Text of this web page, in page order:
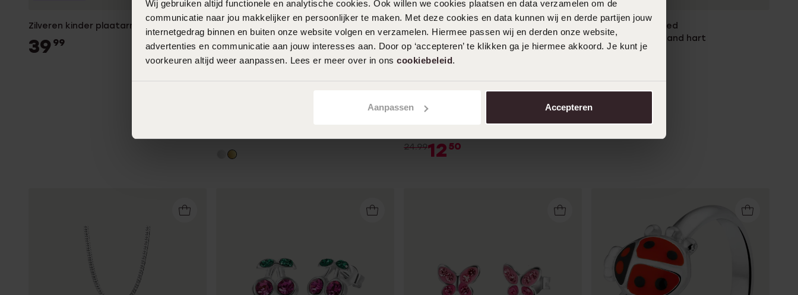
Wij gebruiken altijd functionele en analytische cookies. Ook willen we cookies plaatsen en data verzamelen om de
communicatie naar jou makkelijker en persoonlijker te maken. Met deze cookies en data kunnen wij en derde partijen jouw
internetgedrag binnen en buiten onze website volgen en verzamelen. Hiermee passen wij en derden onze website,
advertenties en communicatie aan jouw interesses aan. Door op ‘accepteren’ te klikken ga je hiermee akkoord. Je kunt je
voorkeuren altijd weer aanpassen. Lees er meer over in ons cookiebeleid.
Aanpassen Accepteren
Zilveren kinder plaatarmband hart
39 99
Zilveren goldplated kinderoorringen
hart met emaille
24
24.9912 50
-50% 1+1 gratis
Zilveren goldplated
kinderplaatarmband hart